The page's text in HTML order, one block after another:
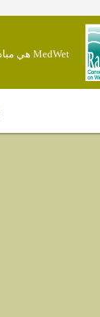
MedWet هي مبادرة إقليمية بموجب إتفاقية Ramsar